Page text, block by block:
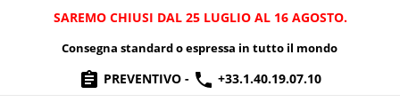
SAREMO CHIUSI DAL 25 LUGLIO AL 16 AGOSTO.
Consegna standard o espressa in tutto il mondo
PREVENTIVO - +33.1.40.19.07.10